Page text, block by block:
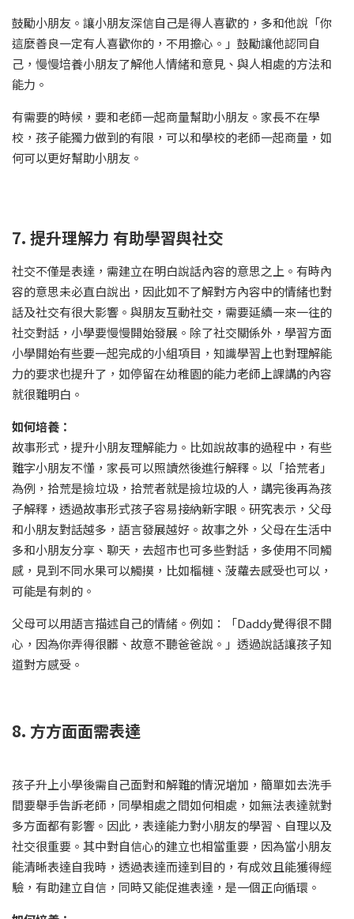
鼓勵小朋友。讓小朋友深信自己是得人喜歡的，多和他說「你
這麼善良一定有人喜歡你的，不用擔心。」鼓勵讓他認同自
己，慢慢培養小朋友了解他人情緒和意見、與人相處的方法和
能力。
有需要的時候，要和老師一起商量幫助小朋友。家長不在學
校，孩子能獨力做到的有限，可以和學校的老師一起商量，如
何可以更好幫助小朋友。
7. 提升理解力 有助學習與社交
社交不僅是表達，需建立在明白說話內容的意思之上。有時內
容的意思未必直白說出，因此如不了解對方內容中的情緒也對
話及社交有很大影響。與朋友互動社交，需要延續一來一往的
社交對話，小學要慢慢開始發展。除了社交關係外，學習方面
小學開始有些要一起完成的小組項目，知識學習上也對理解能
力的要求也提升了，如停留在幼稚園的能力老師上課講的內容
就很難明白。
如何培養：
故事形式，提升小朋友理解能力。比如說故事的過程中，有些
難字小朋友不懂，家長可以照讀然後進行解釋。以「拾荒者」
為例，拾荒是撿垃圾，拾荒者就是撿垃圾的人，講完後再為孩
子解釋，透過故事形式孩子容易接納新字眼。研究表示，父母
和小朋友對話越多，語言發展越好。故事之外，父母在生活中
多和小朋友分享、聊天，去超市也可多些對話，多使用不同觸
感，見到不同水果可以觸摸，比如榴槤、菠蘿去感受也可以，
可能是有刺的。
父母可以用語言描述自己的情緒。例如：「Daddy覺得很不開
心，因為你弄得很髒、故意不聽爸爸說。」透過說話讓孩子知
道對方感受。
8. 方方面面需表達
孩子升上小學後需自己面對和解難的情況增加，簡單如去洗手
間要舉手告訴老師，同學相處之間如何相處，如無法表達就對
多方面都有影響。因此，表達能力對小朋友的學習、自理以及
社交很重要。其中對自信心的建立也相當重要，因為當小朋友
能清晰表達自我時，透過表達而達到目的，有成效且能獲得經
驗，有助建立自信，同時又能促進表達，是一個正向循環。